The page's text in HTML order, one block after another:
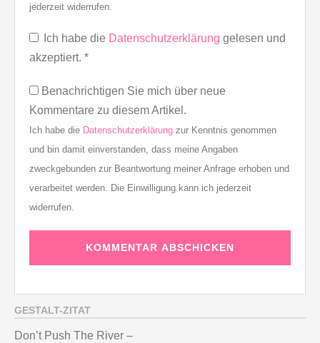
jederzeit widerrufen.
Ich habe die Datenschutzerklärung gelesen und
akzeptiert. *
Benachrichtigen Sie mich über neue
Kommentare zu diesem Artikel.
Ich habe die Datenschutzerklärung zur Kenntnis genommen
und bin damit einverstanden, dass meine Angaben
zweckgebunden zur Beantwortung meiner Anfrage erhoben und
verarbeitet werden. Die Einwilligung kann ich jederzeit
widerrufen.
GESTALT-ZITAT
Don’t Push The River –